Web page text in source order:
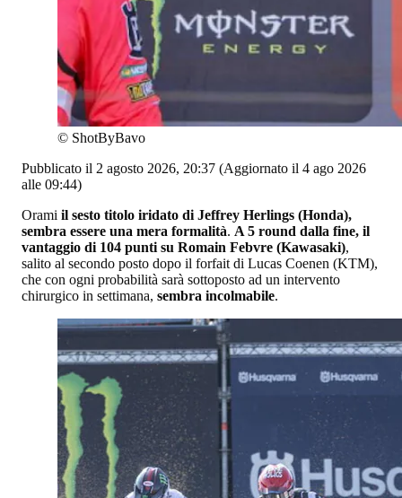
© ShotByBavo
Pubblicato il 2 agosto 2026, 20:37 (Aggiornato il 4 ago 2026
alle 09:44)
Orami il sesto titolo iridato di Jeffrey Herlings (Honda),
sembra essere una mera formalità. A 5 round dalla fine, il
vantaggio di 104 punti su Romain Febvre (Kawasaki),
salito al secondo posto dopo il forfait di Lucas Coenen (KTM),
che con ogni probabilità sarà sottoposto ad un intervento
chirurgico in settimana, sembra incolmabile.